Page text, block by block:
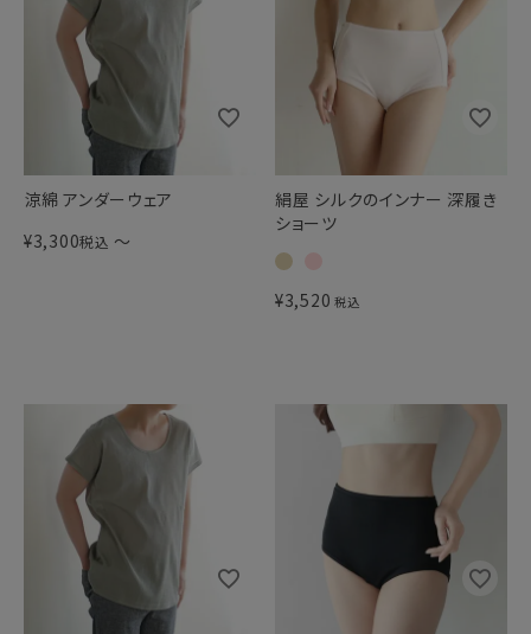
涼綿 アンダーウェア
¥3,300税込 〜
絹屋 シルクのインナー 深履き
ショーツ
¥3,520 税込